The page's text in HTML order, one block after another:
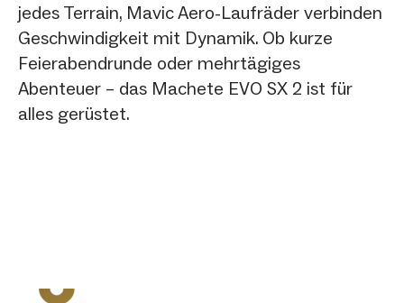
jedes Terrain, Mavic Aero-Laufräder verbinden
Geschwindigkeit mit Dynamik. Ob kurze
Feierabendrunde oder mehrtägiges
Abenteuer – das Machete EVO SX 2 ist für
alles gerüstet.